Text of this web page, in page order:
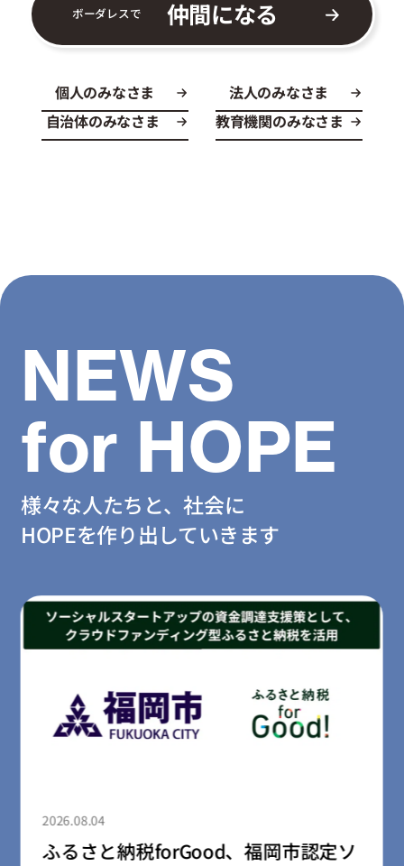
ボーダレスで 仲間になる
個人のみなさま
法人のみなさま
自治体のみなさま
教育機関のみなさま
NEWS
for HOPE
様々な人たちと、社会に
HOPEを作り出していきます
2026.08.04
ふるさと納税forGood、郡山市の「社